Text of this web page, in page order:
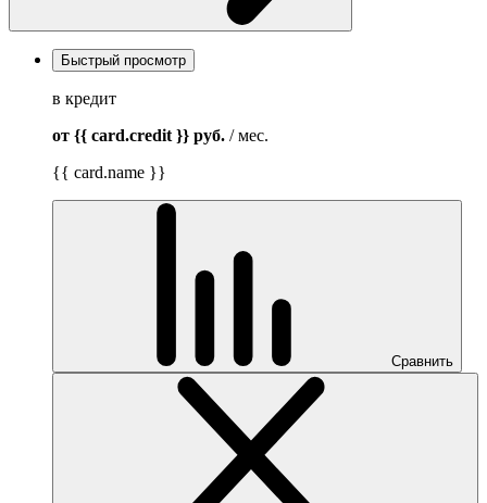
Быстрый просмотр
в кредит
от {{ card.credit }} руб. / мес.
{{ card.name }}
Сравнить